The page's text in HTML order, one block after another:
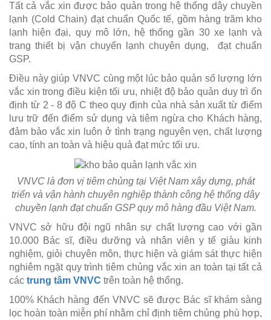
Tất cả vắc xin được bảo quản trong hệ thống dây chuyền
lạnh (Cold Chain) đạt chuẩn Quốc tế, gồm hàng trăm kho
lạnh hiện đại, quy mô lớn, hệ thống gần 30 xe lạnh và
trang thiết bị vận chuyển lạnh chuyên dụng, đạt chuẩn
GSP.
Điều này giúp VNVC cùng một lúc bảo quản số lượng lớn
vắc xin trong điều kiện tối ưu, nhiệt độ bảo quản duy trì ổn
định từ 2 - 8 độ C theo quy định của nhà sản xuất từ điểm
lưu trữ đến điểm sử dụng và tiêm ngừa cho Khách hàng,
đảm bảo vắc xin luôn ở tình trạng nguyên vẹn, chất lượng
cao, tính an toàn và hiệu quả đạt mức tối ưu.
VNVC là đơn vị tiêm chủng tại Việt Nam xây dựng, phát
triển và vận hành chuyên nghiệp thành công hệ thống dây
chuyền lạnh đạt chuẩn GSP quy mô hàng đầu Việt Nam.
VNVC sở hữu đội ngũ nhân sự chất lượng cao với gần
10.000 Bác sĩ, điều dưỡng và nhân viên y tế giàu kinh
nghiệm, giỏi chuyên môn, thực hiện và giám sát thực hiện
nghiêm ngặt quy trình tiêm chủng vắc xin an toàn tại tất cả
các trung tâm VNVC trên toàn hệ thống.
100% Khách hàng đến VNVC sẽ được Bác sĩ khám sàng
lọc hoàn toàn miễn phí nhằm chỉ định tiêm chủng phù hợp,